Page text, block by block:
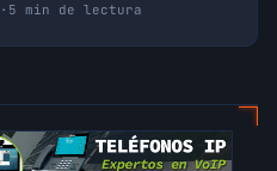
· 5 min de lectura